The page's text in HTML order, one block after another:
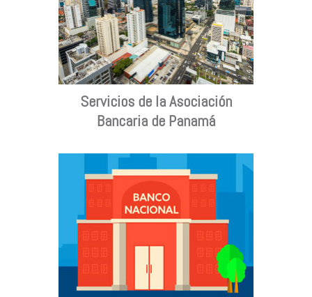
Servicios de la Asociación
Bancaria de Panamá